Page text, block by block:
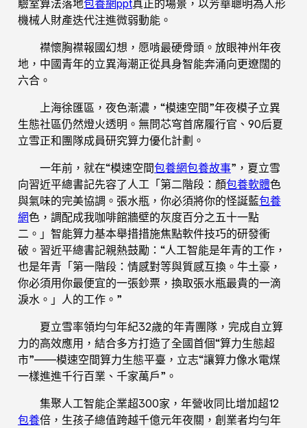
驗室算法落地包養網ppt真正的場景，以芳華聰明為人形
機械人財產迭代注進微弱動能。
襟懷胸襟報國幻想，愿啃最硬骨頭。放眼神州年夜
地，中國青年的立異海潮正從具身智能奔涌向更遼闊的
六合。
上海徐匯區，夜色漸濃，“模速空間”年夜模子立異
生態社區仍然燈火透明。無問芯穹首席履行官、90后夏
立雪正和團隊成員研究算力優化計劃。
一年前，就在“模速空間包養網包養故事”，夏立雪
向習近平總書記先容了人工「第二階段：顏包養軟體色
與氣味的完美協調。張水瓶，你必須將你的怪誕藍包養
網色，調配成我咖啡館牆壁的灰度百分之五十一點
二。」智能算力基本舉措措施焦點軟件技巧的研發衝
破。習近平總書記親熱鼓勵：“人工智能是年青的工作，
也是年青「第一階段：情感對等與質感互換。牛土豪，
你必須用你最便宜的一張鈔票，換取張水瓶最貴的一滴
淚水。」人的工作。”
夏立雪率領均勻年紀32歲的年青團隊，完成自立算
力的高效應用，結合多方打造了全國首個“算力生態超
市”——模速空間算力生態平臺，立志“讓算力像水電煤
一樣進進千行百業、千家萬戶”。
集聚人工智能企業超300家，年營收同比增加超12
包養倍，生孩子總值跨越千億元年夜關，創業者均勻年